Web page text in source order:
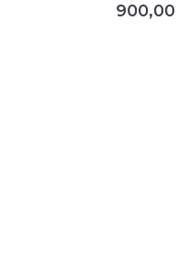
900,00